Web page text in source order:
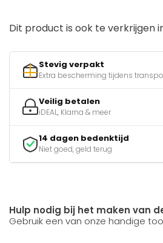
Dit product is ook te verkrijgen
Stevig verpakt
Extra bescherming tijdens
Veilig betalen
iDEAL, Klarna & meer
14 dagen bedenktijd
Niet goed, geld terug
Hulp nodig bij het maken van
Gebruik een van onze handige